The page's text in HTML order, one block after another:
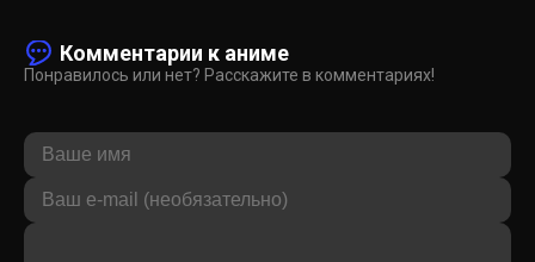
Комментарии к аниме
Понравилось или нет? Расскажите в комментариях!